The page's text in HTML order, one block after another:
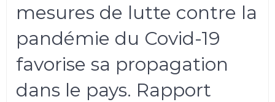
mesures de lutte contre la
pandémie du Covid-19
favorise sa propagation
dans le pays. Rapport